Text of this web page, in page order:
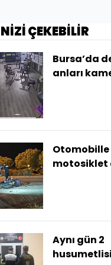
ÇEKEBİLİR
Bursa’da
anları
Otomobille
motosiklet
Aynı gün 2